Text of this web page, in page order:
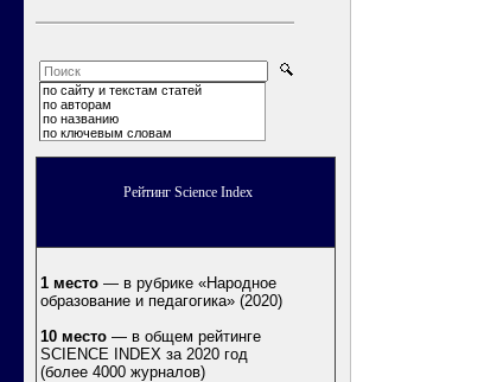
по сайту и текстам статей
по авторам
по названию
по ключевым словам
Рейтинг Science Index
1 место — в рубрике «Народное
образование и педагогика» (2020)
10 место — в общем рейтинге
SCIENCE INDEX за 2020 год
(более 4000 журналов)